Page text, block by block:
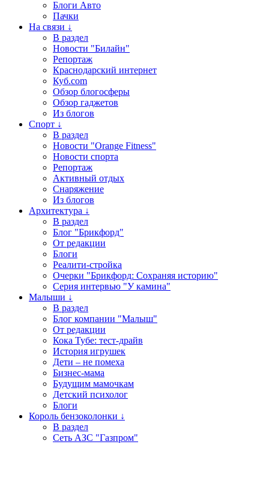
Блоги Авто
Пачки
На связи ↓
В раздел
Новости "Билайн"
Репортаж
Краснодарский интернет
Куб.com
Обзор блогосферы
Обзор гаджетов
Из блогов
Спорт ↓
В раздел
Новости "Orange Fitness"
Новости спорта
Репортаж
Активный отдых
Снаряжение
Из блогов
Архитектура ↓
В раздел
Блог "Брикфорд"
От редакции
Блоги
Реалити-стройка
Очерки "Брикфорд: Сохраняя историю"
Серия интервью "У камина"
Малыши ↓
В раздел
Блог компании "Малыш"
От редакции
Кока Тубе: тест-драйв
История игрушек
Дети – не помеха
Бизнес-мама
Будущим мамочкам
Детский психолог
Блоги
Король бензоколонки ↓
В раздел
Сеть АЗС "Газпром"